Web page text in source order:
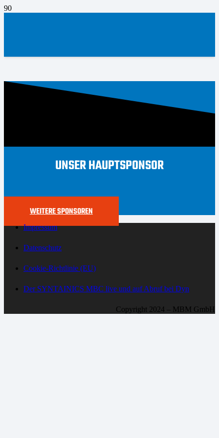
UNSER HAUPTSPONSOR
WEITERE SPONSOREN
Impressum
Datenschutz
Cookie-Richtlinie (EU)
Der SYNTAINICS MBC live und auf Abruf bei Dyn
Copyright 2024 – MBM GmbH